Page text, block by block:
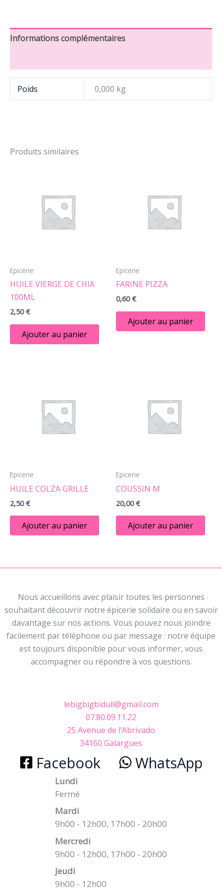
Informations complémentaires
Poids 0,000 kg
Produits similaires
Epicerie
HUILE VIERGE DE CHIA
100ML
2,50€
Ajouter au panier
Epicerie
FARINE PIZZA
0,60€
Ajouter au panier
Epicerie
HUILE COLZA GRILLE
2,50€
Ajouter au panier
Epicerie
COUSSIN M
20,00€
Ajouter au panier
Nous accueillons avec plaisir toutes les personnes
souhaitant découvrir notre épicerie solidaire ou en savoir
davantage sur nos actions. Vous pouvez nous joindre
facilement par téléphone ou par message : notre équipe
est toujours disponible pour vous informer, vous
accompagner ou répondre à vos questions.
lebigbigbidull@gmail.com
07.80.09.11.22
25 Avenue de l’Abrivado
34160 Galargues
Facebook WhatsApp
Lundi
Fermé
Mardi
9h00 - 12h00, 17h00 - 20h00
Mercredi
9h00 - 12h00, 17h00 - 20h00
Jeudi
9h00 - 12h00